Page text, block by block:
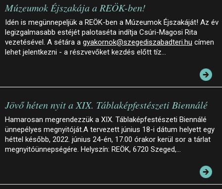
Múzeumok Éjszakája a REÖK-ben!
Idén is megünnepeljük a REÖK-ben a Múzeumok Éjszakáját! Az év
legizgalmasabb estéjét palotaséta indítja Csúri-Magosi Rita
vezetésével. A sétára a gyakornok@szegediszabadteri.hu címen
lehet jelentkezni - a részvevőket kezdés előtt tíz…
Jövő héten nyit a XIX. Táblaképfestészeti Biennálé
Hamarosan megrendezzük a XIX. Táblaképfestészeti Biennálé
ünnepélyes megnyitóját.A tervezett június 18-i dátum helyett egy
héttel később, 2022. június 24-én, 17.00 órakor kerül sor a tárlat
megnyitóünnepségére. Helyszín: REÖK, 6720 Szeged,…